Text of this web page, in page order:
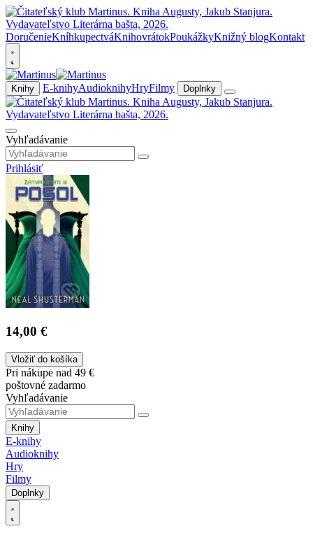
DoručenieKníhkupectváKnihovrátokPoukážkyKnižný blogKontakt
Knihy E-knihyAudioknihyHryFilmy Doplnky
Vyhľadávanie
Prihlásiť
14,00 €
Vložiť do košíka
Pri nákupe nad 49 €
poštovné zadarmo
Vyhľadávanie
Knihy
E-knihy
Audioknihy
Hry
Filmy
Doplnky